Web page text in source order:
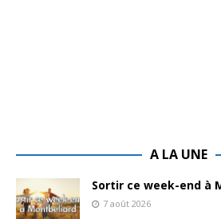
A LA UNE
Sortir ce week-end à
7 août 2026